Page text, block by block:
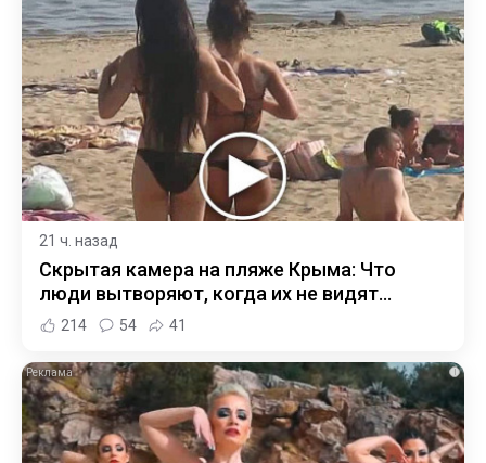
21 ч. назад
Скрытая камера на пляже Крыма: Что
люди вытворяют, когда их не видят...
214 54 41
i